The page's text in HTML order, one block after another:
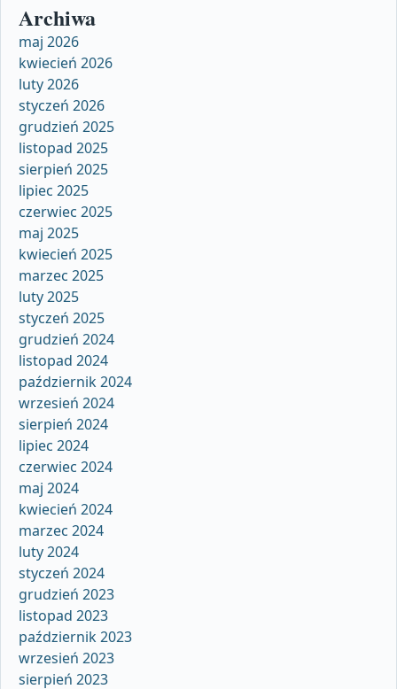
Archiwa
maj 2026
kwiecień 2026
luty 2026
styczeń 2026
grudzień 2025
listopad 2025
sierpień 2025
lipiec 2025
czerwiec 2025
maj 2025
kwiecień 2025
marzec 2025
luty 2025
styczeń 2025
grudzień 2024
listopad 2024
październik 2024
wrzesień 2024
sierpień 2024
lipiec 2024
czerwiec 2024
maj 2024
kwiecień 2024
marzec 2024
luty 2024
styczeń 2024
grudzień 2023
listopad 2023
październik 2023
wrzesień 2023
sierpień 2023